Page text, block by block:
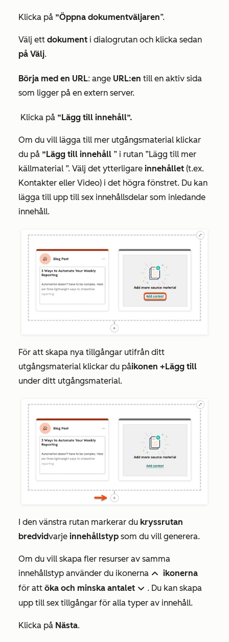
Klicka på ”Öppna dokumentväljaren”.
Välj ett dokument i dialogrutan och klicka sedan
på Välj.
Börja med en URL: ange URL:en till en aktiv sida
som ligger på en extern server.
Klicka på ”Lägg till innehåll”.
Om du vill lägga till mer utgångsmaterial klickar
du på ”Lägg till innehåll ” i rutan ”Lägg till mer
källmaterial ”. Välj det ytterligare innehållet (t.ex.
Kontakter eller Video) i det högra fönstret. Du kan
lägga till upp till sex innehållsdelar som inledande
innehåll.
För att skapa nya tillgångar utifrån ditt
utgångsmaterial klickar du påikonen + Lägg till
under ditt utgångsmaterial.
I den vänstra rutan markerar du kryssrutan
bredvidvarje innehållstyp som du vill generera.
Om du vill skapa fler resurser av samma
innehållstyp använder du ikonerna up
ikonerna
för att öka och minska antalet down . Du kan skapa
upp till sex tillgångar för alla typer av innehåll.
Klicka på Nästa.